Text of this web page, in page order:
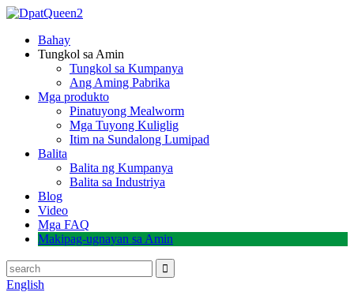
Bahay
Tungkol sa Amin
Tungkol sa Kumpanya
Ang Aming Pabrika
Mga produkto
Pinatuyong Mealworm
Mga Tuyong Kuliglig
Itim na Sundalong Lumipad
Balita
Balita ng Kumpanya
Balita sa Industriya
Blog
Video
Mga FAQ
Makipag-ugnayan sa Amin
English